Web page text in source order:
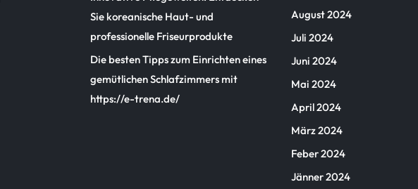
Sie koreanische Haut- und
professionelle Friseurprodukte
Die besten Tipps zum Einrichten eines
gemütlichen Schlafzimmers mit
https://e-trena.de/
August 2024
Juli 2024
Juni 2024
Mai 2024
April 2024
März 2024
Feber 2024
Jänner 2024